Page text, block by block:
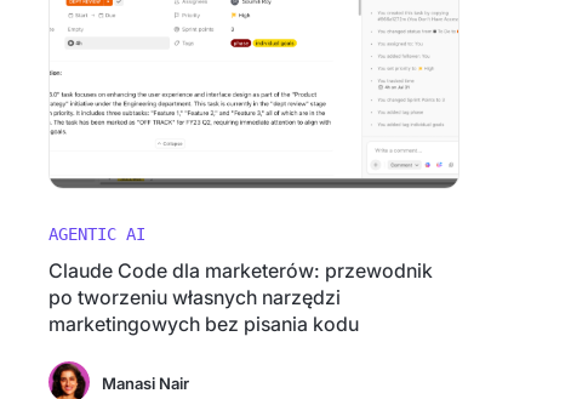
AGENTIC AI
Claude Code dla marketerów: przewodnik
po tworzeniu własnych narzędzi
marketingowych bez pisania kodu
Manasi Nair